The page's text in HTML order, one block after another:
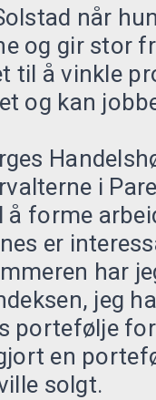
når
og gir stor
til å vinkle
og kan
i
forme
er
har
jeg
portefølje
en
solgt.